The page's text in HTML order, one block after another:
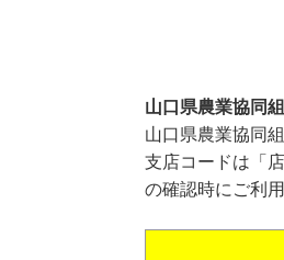
山口県農業協同
山口県農業協同
支店コードは「
の確認時にご利用